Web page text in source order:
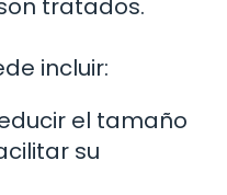
tratados.
incluir:
el tamaño
su